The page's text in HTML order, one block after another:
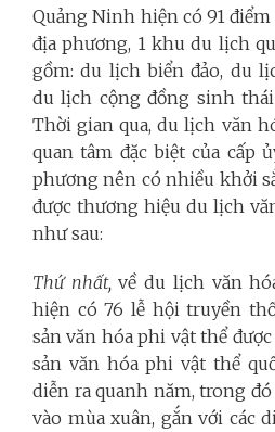
Quảng Ninh hiện có 91
địa phương, 1 khu du lịch
gồm: du lịch biển đảo, du
du lịch cộng đồng sinh
Thời gian qua, du lịch văn
quan tâm đặc biệt của cấp
phương nên có nhiều khởi
được thương hiệu du lịch
như sau:
Thứ nhất,về du lịch văn
hiện có 76 lễ hội truyền
sản văn hóa phi vật thể
sản văn hóa phi vật thể
diễn ra quanh năm, trong
vào mùa xuân, gắn với các